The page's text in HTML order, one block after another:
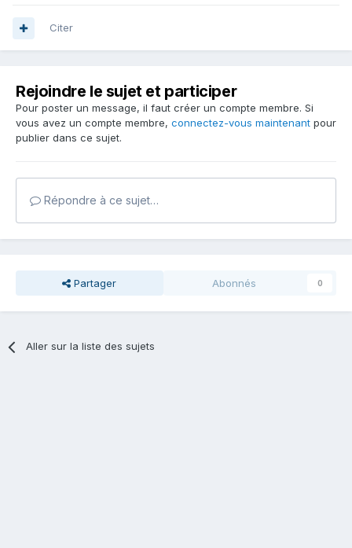
Citer
Rejoindre le sujet et participer
Pour poster un message, il faut créer un compte membre. Si
vous avez un compte membre, connectez-vous maintenant pour
publier dans ce sujet.
Répondre à ce sujet…
Partager Abonnés 0
Aller sur la liste des sujets